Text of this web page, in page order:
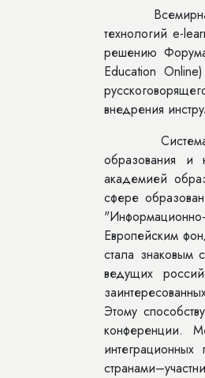
Всемирная
технологий e-
решению
Education
внедрения
Система
образования и
академией
сфере
Европейским
стала знаковым
ведущих
Этому
конференции.